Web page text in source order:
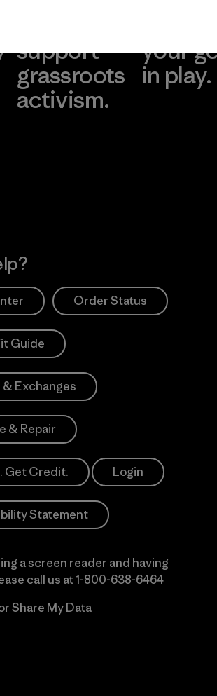
support
grassroots
activism.
your
in play.
Order Status
Guide
Exchanges
& Repair
Get Credit. Login
Statement
a screen reader and having
call us at1-800-638-6464
Share My Data